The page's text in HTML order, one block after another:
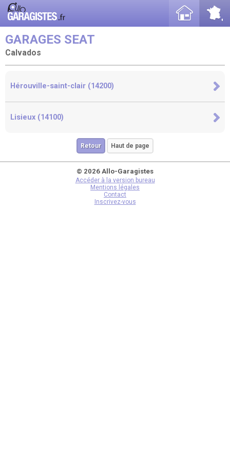
GARAGES SEAT
Calvados
Hérouville-saint-clair (14200)
Lisieux (14100)
Retour Haut de page
© 2026 Allo-Garagistes
Accéder à la version bureau
Mentions légales
Contact
Inscrivez-vous